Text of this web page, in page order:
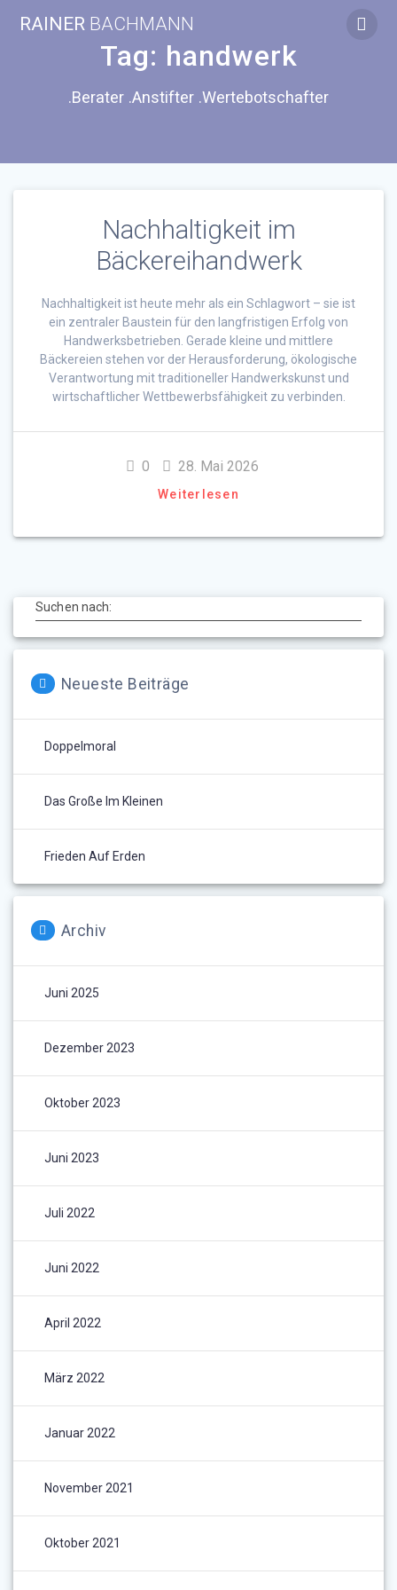
springen
RAINER BACHMANN
Tag: handwerk
.Berater .Anstifter .Wertebotschafter
Nachhaltigkeit im
Bäckereihandwerk
Nachhaltigkeit ist heute mehr als ein Schlagwort – sie ist
ein zentraler Baustein für den langfristigen Erfolg von
Handwerksbetrieben. Gerade kleine und mittlere
Bäckereien stehen vor der Herausforderung, ökologische
Verantwortung mit traditioneller Handwerkskunst und
wirtschaftlicher Wettbewerbsfähigkeit zu verbinden.
0 28. Mai 2026
Weiterlesen
Suchen nach:
Neueste Beiträge
Doppelmoral
Das Große Im Kleinen
Frieden Auf Erden
Archiv
Juni 2025
Dezember 2023
Oktober 2023
Juni 2023
Juli 2022
Juni 2022
April 2022
März 2022
Januar 2022
November 2021
Oktober 2021